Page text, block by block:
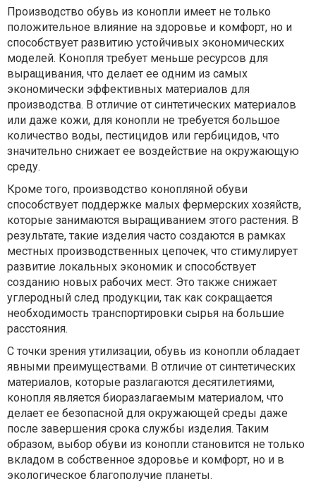
Производство обувь из конопли имеет не только
положительное влияние на здоровье и комфорт, но и
способствует развитию устойчивых экономических
моделей. Конопля требует меньше ресурсов для
выращивания, что делает ее одним из самых
экономически эффективных материалов для
производства. В отличие от синтетических материалов
или даже кожи, для конопли не требуется большое
количество воды, пестицидов или гербицидов, что
значительно снижает ее воздействие на окружающую
среду.
Кроме того, производство конопляной обуви
способствует поддержке малых фермерских хозяйств,
которые занимаются выращиванием этого растения. В
результате, такие изделия часто создаются в рамках
местных производственных цепочек, что стимулирует
развитие локальных экономик и способствует
созданию новых рабочих мест. Это также снижает
углеродный след продукции, так как сокращается
необходимость транспортировки сырья на большие
расстояния.
С точки зрения утилизации, обувь из конопли обладает
явными преимуществами. В отличие от синтетических
материалов, которые разлагаются десятилетиями,
конопля является биоразлагаемым материалом, что
делает ее безопасной для окружающей среды даже
после завершения срока службы изделия. Таким
образом, выбор обуви из конопли становится не только
вкладом в собственное здоровье и комфорт, но и в
экологическое благополучие планеты.